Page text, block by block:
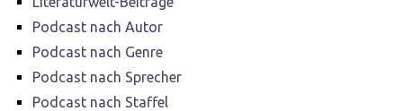
Podcast nach Autor
Podcast nach Genre
Podcast nach Sprecher
Podcast nach Staffel